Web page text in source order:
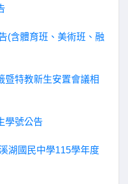
(含體育班、美術班、融
暨特教新生安置會議相
學號公告
湖國民中學115學年度